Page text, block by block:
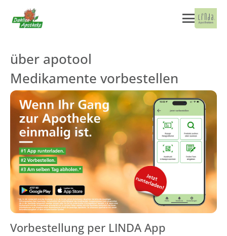
über apotool
Medikamente vorbestellen
Vorbestellung per LINDA App